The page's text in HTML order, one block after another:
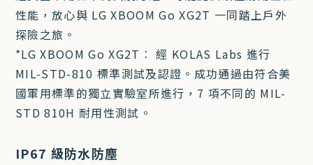
性能，放心與 LG XBOOM Go XG2T 一同踏上戶外
探險之旅。
*LG XBOOM Go XG2T︰ 經 KOLAS Labs 進行
MIL-STD-810 標準測試及認證。成功通過由符合美
國軍用標準的獨立實驗室所進行，7 項不同的 MIL-
STD 810H 耐用性測試。
IP67 級防水防塵